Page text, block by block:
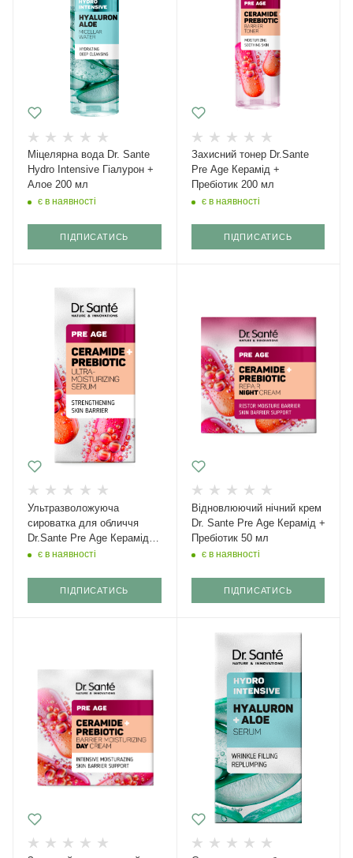
Міцелярна вода Dr. Sante
Hydro Intensive Гіалурон +
Алое 200 мл
є в наявності
ПІДПИСАТИСЬ
Захисний тонер Dr.Sante
Pre Age Керамід +
Пребіотик 200 мл
є в наявності
ПІДПИСАТИСЬ
Ультразволожуюча
сироватка для обличчя
Dr.Sante Pre Age Керамід +
Пребіотик 30 мл
є в наявності
ПІДПИСАТИСЬ
Відновлюючий нічний крем
Dr. Sante Pre Age Керамід +
Пребіотик 50 мл
є в наявності
ПІДПИСАТИСЬ